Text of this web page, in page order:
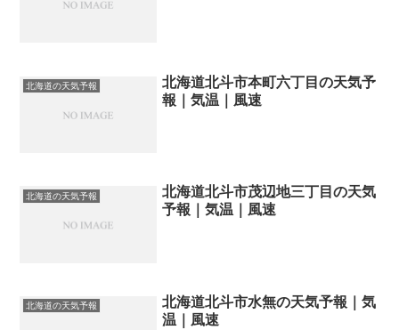
北海道の天気予報
北海道北斗市本町六丁目の天気予
報｜気温｜風速
北海道の天気予報
北海道北斗市茂辺地三丁目の天気
予報｜気温｜風速
北海道の天気予報
北海道北斗市水無の天気予報｜気
温｜風速